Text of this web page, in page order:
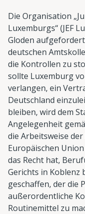
Die Organisation
Luxemburgs“ (JEF
Gloden
deutschen
die Kontrollen zu
sollte Luxemburg
verlangen, ein
Deutschland
bleiben, wird dem
Angelegenheit
die Arbeitsweise
Europäischen
das Recht hat,
Gerichts in Koblenz
geschaffen, der die
außerordentliche
Routinemittel zu